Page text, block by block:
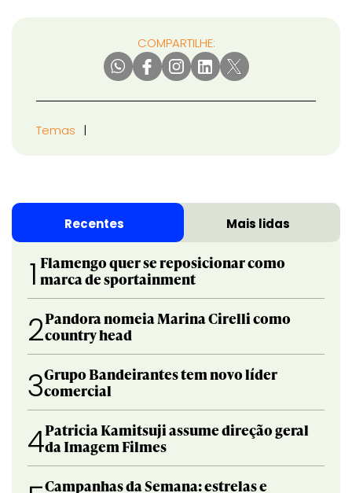
COMPARTILHE:
Temas
Recentes Mais lidas
1 Flamengo quer se reposicionar como
marca de sportainment
2Pandora nomeia Marina Cirelli como
country head
3Grupo Bandeirantes tem novo líder
comercial
4Patricia Kamitsuji assume direção geral
da Imagem Filmes
Campanhas da Semana: estrelas e